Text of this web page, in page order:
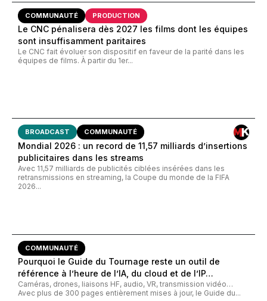
COMMUNAUTÉ PRODUCTION
Le CNC pénalisera dès 2027 les films dont les équipes
sont insuffisamment paritaires
Le CNC fait évoluer son dispositif en faveur de la parité dans les
équipes de films. À partir du 1er...
BROADCAST COMMUNAUTÉ
Mondial 2026 : un record de 11,57 milliards d’insertions
publicitaires dans les streams
Avec 11,57 milliards de publicités ciblées insérées dans les
retransmissions en streaming, la Coupe du monde de la FIFA
2026...
COMMUNAUTÉ
Pourquoi le Guide du Tournage reste un outil de
référence à l’heure de l’IA, du cloud et de l’IP…
Caméras, drones, liaisons HF, audio, VR, transmission vidéo…
Avec plus de 300 pages entièrement mises à jour, le Guide du...